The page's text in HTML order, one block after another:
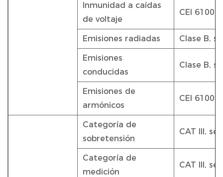
Inmunidad a caídas
de voltaje
CEI
Emisiones radiadas Clase B,
Emisiones
conducidas
Clase B,
Emisiones de
armónicos
CEI
Categoría de
sobretensión
CAT III,
Categoría de
medición
CAT III,